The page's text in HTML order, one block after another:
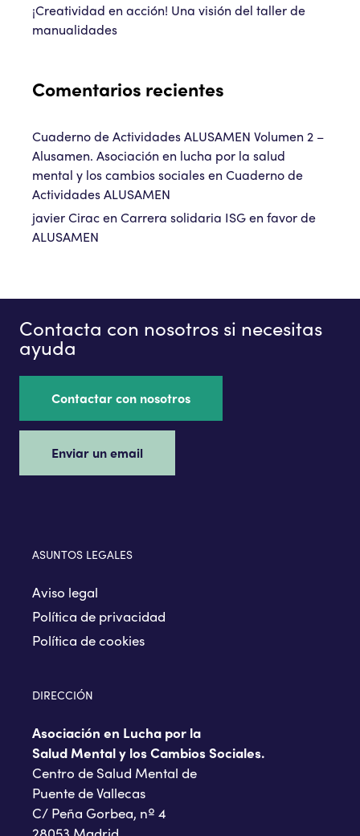
¡Creatividad en acción! Una visión del taller de
manualidades
Comentarios recientes
Cuaderno de Actividades ALUSAMEN Volumen 2 –
Alusamen. Asociación en lucha por la salud
mental y los cambios socialesen Cuaderno de
Actividades ALUSAMEN
javier Ciracen Carrera solidaria ISG en favor de
ALUSAMEN
Contacta con nosotros si necesitas
ayuda
Contactar con nosotros
Enviar un email
ASUNTOS LEGALES
Aviso legal
Política de privacidad
Política de cookies
DIRECCIÓN
Asociación en Lucha por la
Salud Mental y los Cambios Sociales.
Centro de Salud Mental de
Puente de Vallecas
C/ Peña Gorbea, nº 4